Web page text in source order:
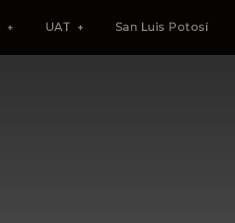
UAT San Luis Potosí